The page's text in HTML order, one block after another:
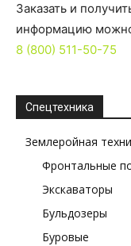
Заказать и
информацию
8 (800) 511-50-75
Спецтехника
Землеройная
Фронтальные
Экскаваторы
Бульдозеры
Буровые